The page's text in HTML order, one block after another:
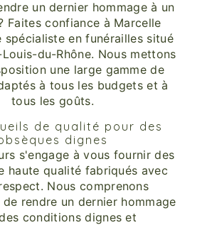
un dernier hommage à un
Faites confiance à Marcelle
spécialiste en funérailles situé
du-Rhône. Nous mettons
une large gamme de
à tous les budgets et à
tous les goûts.
de qualité pour des
dignes
s'engage à vous fournir des
haute qualité fabriqués avec
Nous comprenons
rendre un dernier hommage
conditions dignes et